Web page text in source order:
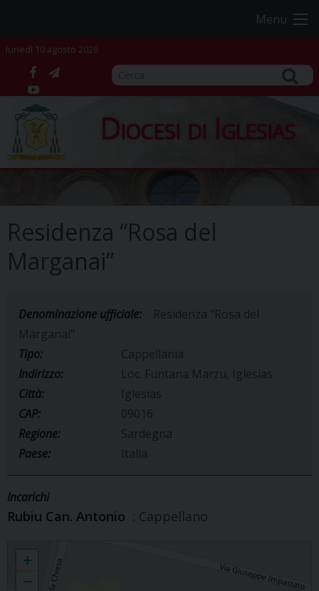
content
Menu
lunedì 10 agosto 2026
facebook
telegram
YouTube
Diocesi di Iglesias
Residenza “Rosa del
Marganai”
Denominazione ufficiale:
Residenza "Rosa del
Marganai"
Tipo:
Cappellania
Indirizzo:
Loc. Funtana Marzu, Iglesias
Città:
Iglesias
CAP:
09016
Regione:
Sardegna
Paese:
Italia
Incarichi
Rubiu Can. Antonio : Cappellano
+
−